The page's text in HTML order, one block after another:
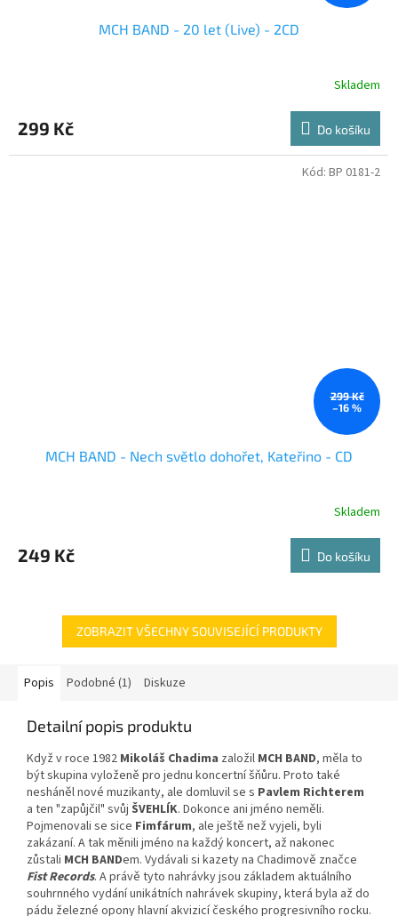
MCH BAND - 20 let (Live) - 2CD
Skladem
299 Kč Do košíku
299 Kč
–16 %
MCH BAND - Nech světlo dohořet, Kateřino - CD
Skladem
249 Kč Do košíku
Kód: BP 0181-2
ZOBRAZIT VŠECHNY SOUVISEJÍCÍ PRODUKTY
Popis Podobné (1) Diskuze
Detailní popis produktu
Když v roce 1982 Mikoláš Chadima založil MCH BAND, měla to
být skupina vyloženě pro jednu koncertní šňůru. Proto také
nesháněl nové muzikanty, ale domluvil se s Pavlem Richterem
a ten "zapůjčil" svůj ŠVEHLÍK. Dokonce ani jméno neměli.
Pojmenovali se sice Fimfárum, ale ještě než vyjeli, byli
zakázaní. A tak měnili jméno na každý koncert, až nakonec
zůstali MCH BANDem. Vydávali si kazety na Chadimově značce
Fist Records. A právě tyto nahrávky jsou základem aktuálního
souhrnného vydání unikátních nahrávek skupiny, která byla až do
pádu železné opony hlavní akvizicí českého progresivního rocku.